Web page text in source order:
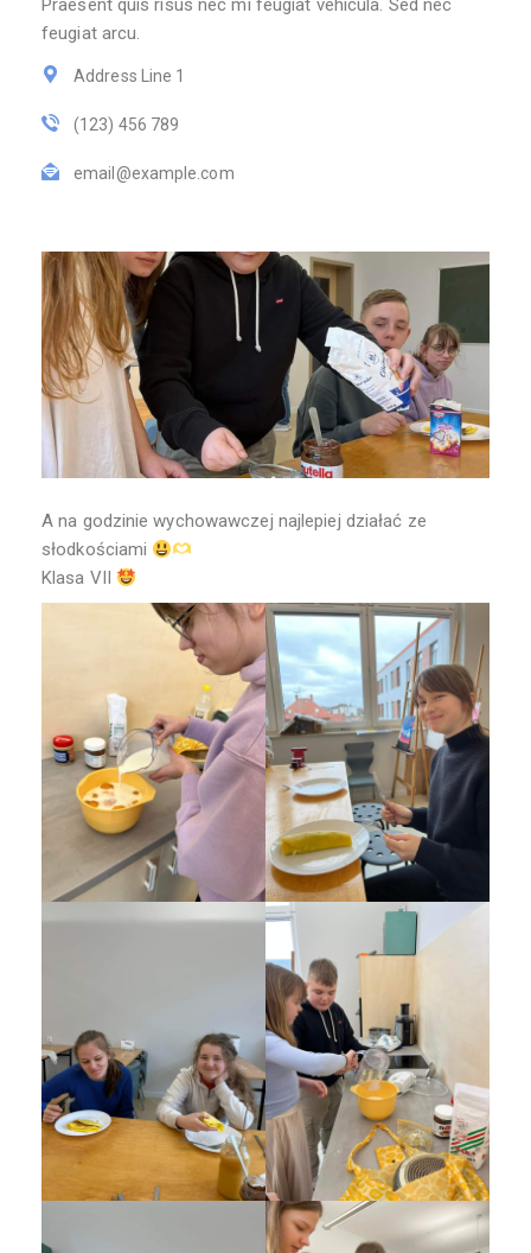
Praesent quis risus nec mi feugiat vehicula. Sed nec
feugiat arcu.
Address Line 1
(123) 456 789
email@example.com
A na godzinie wychowawczej najlepiej działać ze
słodkościami
Klasa VII